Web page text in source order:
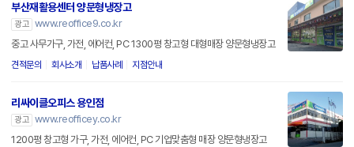
부산재활용센터 양문형냉장고
광고 www.reoffice9.co.kr
중고 사무가구, 가전, 에어컨, PC 1300평 창고형 대형매장 양문형냉장고
견적문의 회사소개 납품사례 지점안내
리싸이클오피스 용인점
광고 www.reofficey.co.kr
1200평 창고형 가구, 가전, 에어컨, PC 기업맞춤형 매장 양문형냉장고